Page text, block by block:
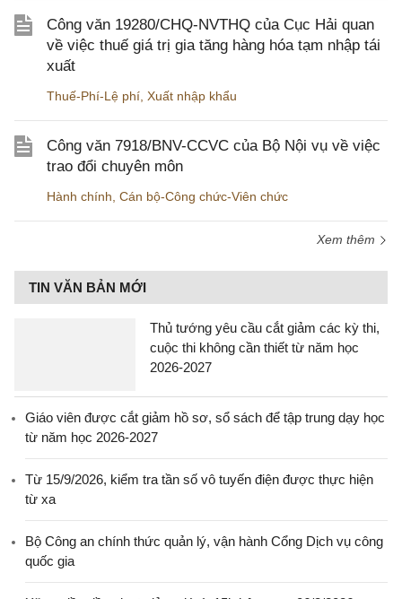
Công văn 19280/CHQ-NVTHQ của Cục Hải quan
về việc thuế giá trị gia tăng hàng hóa tạm nhập tái
xuất
Thuế-Phí-Lệ phí Xuất nhập khẩu
Công văn 7918/BNV-CCVC của Bộ Nội vụ về việc
trao đổi chuyên môn
Hành chính Cán bộ-Công chức-Viên chức
Xem thêm
TIN VĂN BẢN MỚI
Thủ tướng yêu cầu cắt giảm các kỳ thi,
cuộc thi không cần thiết từ năm học
2026-2027
Giáo viên được cắt giảm hồ sơ, sổ sách để tập trung dạy học
từ năm học 2026-2027
Từ 15/9/2026, kiểm tra tần số vô tuyến điện được thực hiện
từ xa
Bộ Công an chính thức quản lý, vận hành Cổng Dịch vụ công
quốc gia